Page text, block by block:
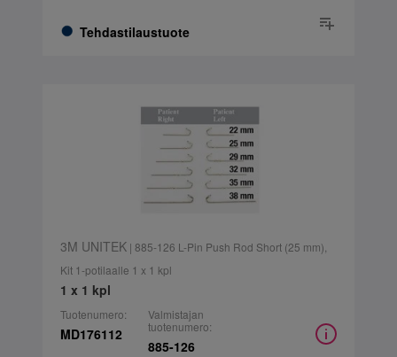
Tehdastilaustuote
3M UNITEK| 885-126 L-Pin Push Rod Short (25 mm),
Kit 1-potilaalle 1 x 1 kpl
1 x 1 kpl
Tuotenumero:
MD176112
Valmistajan
tuotenumero:
885-126